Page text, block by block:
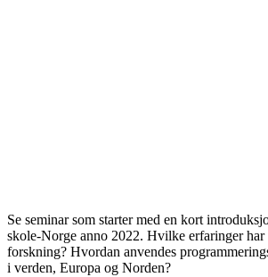
Se seminar som starter med en kort
skole-Norge anno 2022. Hvilke erfaringer
forskning? Hvordan anvendes
i verden, Europa og Norden?